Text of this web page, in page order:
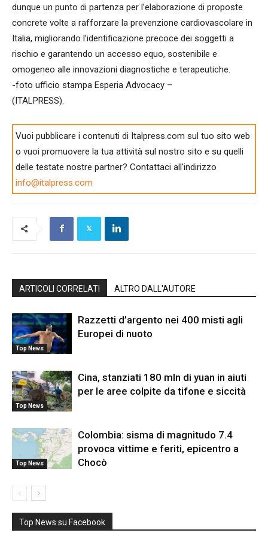
dunque un punto di partenza per l’elaborazione di proposte
concrete volte a rafforzare la prevenzione cardiovascolare in
Italia, migliorando l’identificazione precoce dei soggetti a
rischio e garantendo un accesso equo, sostenibile e
omogeneo alle innovazioni diagnostiche e terapeutiche.
-foto ufficio stampa Esperia Advocacy –
(ITALPRESS).
Vuoi pubblicare i contenuti di Italpress.com sul tuo sito web
o vuoi promuovere la tua attività sul nostro sito e su quelli
delle testate nostre partner? Contattaci all'indirizzo
info@italpress.com
ARTICOLI CORRELATI ALTRO DALL'AUTORE
Top News
Razzetti d’argento nei 400 misti agli
Europei di nuoto
Top News
Cina, stanziati 180 mln di yuan in aiuti
per le aree colpite da tifone e siccità
Top News
Colombia: sisma di magnitudo 7.4
provoca vittime e feriti, epicentro a
Chocò
Top News su Facebook